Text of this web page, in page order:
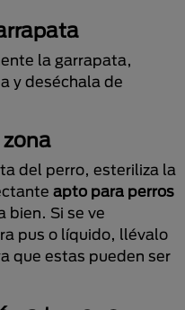
la garrapata,
y deséchala de
del perro, esteriliza la
apto para perros
bien. Si se ve
pus o líquido, llévalo
que estas pueden ser